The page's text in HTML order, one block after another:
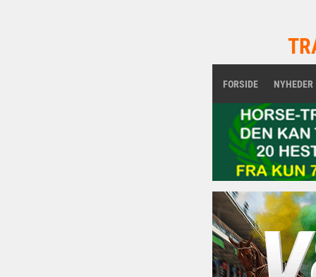
FORSIDE NYHEDER